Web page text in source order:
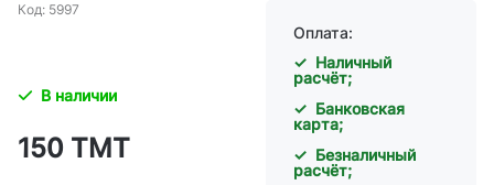
Код: 5997
В наличии
150 ТМТ
Оплата:
✓ Наличный
расчёт;
✓ Банковская
карта;
✓ Безналичный
расчёт;